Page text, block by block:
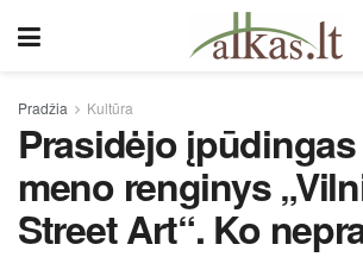
Pradžia Kultūra
Prasidėjo
meno renginys
Street Art“. Ko